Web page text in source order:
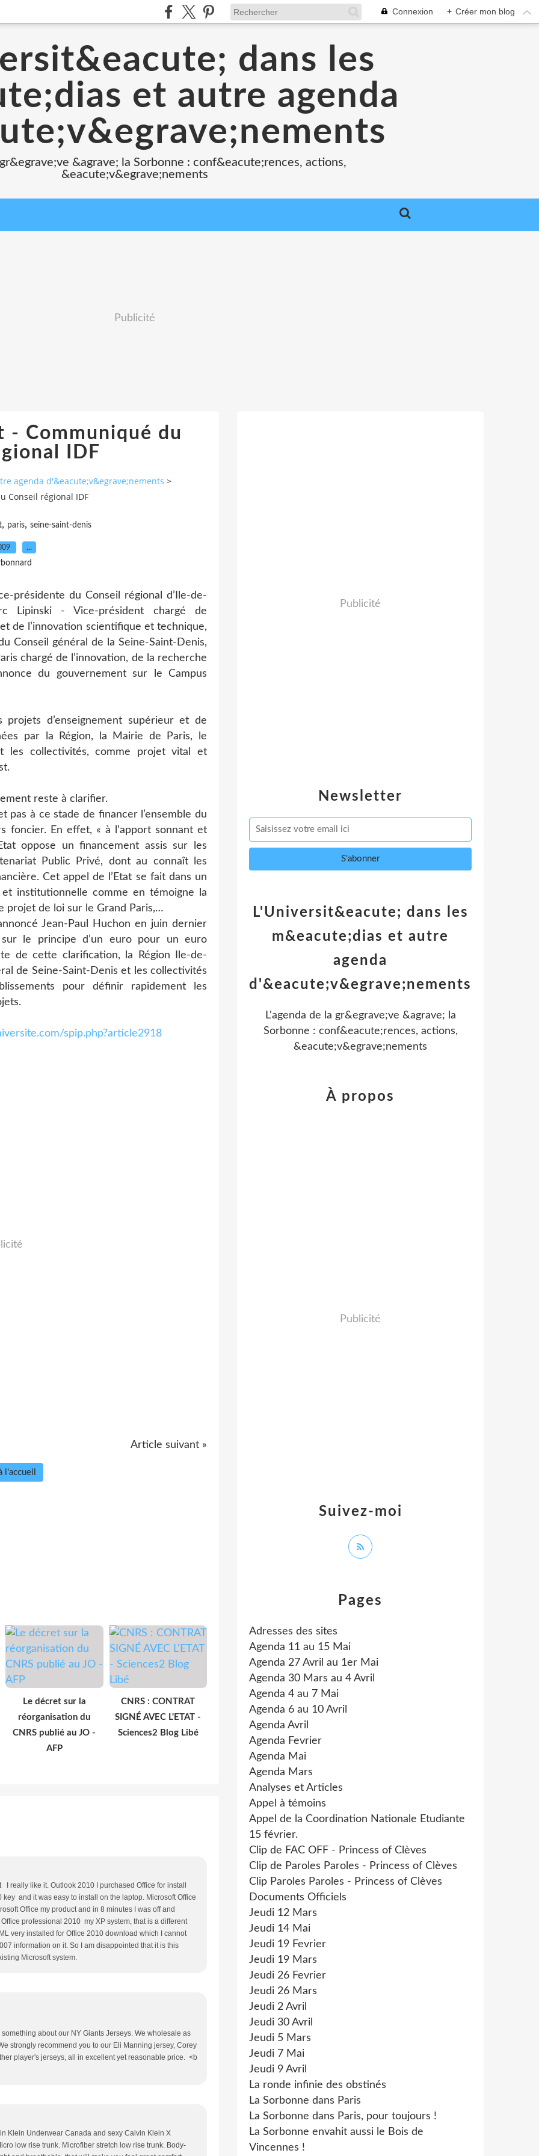
Connexion + Créer mon blog
dans les
et autre agenda
&agrave; la Sorbonne : conf&eacute;rences, actions,
&eacute;v&egrave;nements
Publicité
- Communiqué du
IDF
agenda d'&eacute;v&egrave;nements >
Conseil régional IDF
, paris, seine-saint-denis
…
présidente du Conseil régional d’Ile-de-
Lipinski - Vice-président chargé de
de l’innovation scientifique et technique,
Conseil général de la Seine-Saint-Denis,
chargé de l’innovation, de la recherche
du gouvernement sur le Campus
d’enseignement supérieur et de
par la Région, la Mairie de Paris, le
les collectivités, comme projet vital et
reste à clarifier.
pas à ce stade de financer l’ensemble du
foncier. En effet, « à l’apport sonnant et
oppose un financement assis sur les
Public Privé, dont au connaît les
Cet appel de l’Etat se fait dans un
institutionnelle comme en témoigne la
projet de loi sur le Grand Paris,…
Jean-Paul Huchon en juin dernier
sur le principe d’un euro pour un euro
de cette clarification, la Région Ile-de-
de Seine-Saint-Denis et les collectivités
pour définir rapidement les
spip.php?article2918
Article suivant »
l'accueil
Le décret sur la
réorganisation du
CNRS publié au JO -
AFP
CNRS : CONTRAT
SIGNÉ AVEC L'ETAT -
Sciences2 Blog Libé
I really like it. Outlook 2010 I purchased Office for install
and it was easy to install on the laptop. Microsoft Office
Office my product and in 8 minutes I was off and
professional 2010 my XP system, that is a different
very installed for Office 2010 download which I cannot
information on it. So I am disappointed that it is this
Microsoft system.
about our NY Giants Jerseys. We wholesale as
strongly recommend you to our Eli Manning jersey, Corey
player's jerseys, all in excellent yet reasonable price. <b
Klein Underwear Canada and sexy Calvin Klein X
low rise trunk. Microfiber stretch low rise trunk. Body-
Newsletter
Publicité
Pages
Adresses des sites
Agenda 11 au 15 Mai
Agenda 27 Avril au 1er Mai
Agenda 30 Mars au 4 Avril
Agenda 4 au 7 Mai
Agenda 6 au 10 Avril
Agenda Avril
Agenda Fevrier
Agenda Mai
Agenda Mars
Analyses et Articles
Appel à témoins
Appel de la Coordination Nationale Etudiante
15 février.
Clip de FAC OFF - Princess of Clèves
Clip de Paroles Paroles - Princess of Clèves
Clip Paroles Paroles - Princess of Clèves
Documents Officiels
Jeudi 12 Mars
Jeudi 14 Mai
Jeudi 19 Fevrier
Jeudi 19 Mars
Jeudi 26 Fevrier
Jeudi 26 Mars
Jeudi 2 Avril
Jeudi 30 Avril
Jeudi 5 Mars
Jeudi 7 Mai
Jeudi 9 Avril
La ronde infinie des obstinés
La Sorbonne dans Paris
La Sorbonne dans Paris, pour toujours !
La Sorbonne envahit aussi le Bois de
Vincennes !
L'Universit&eacute; dans les
m&eacute;dias et autre
agenda
d'&eacute;v&egrave;nements
L'agenda de la gr&egrave;ve &agrave; la
Sorbonne : conf&eacute;rences, actions,
&eacute;v&egrave;nements
Suivez-moi
À propos
Publicité